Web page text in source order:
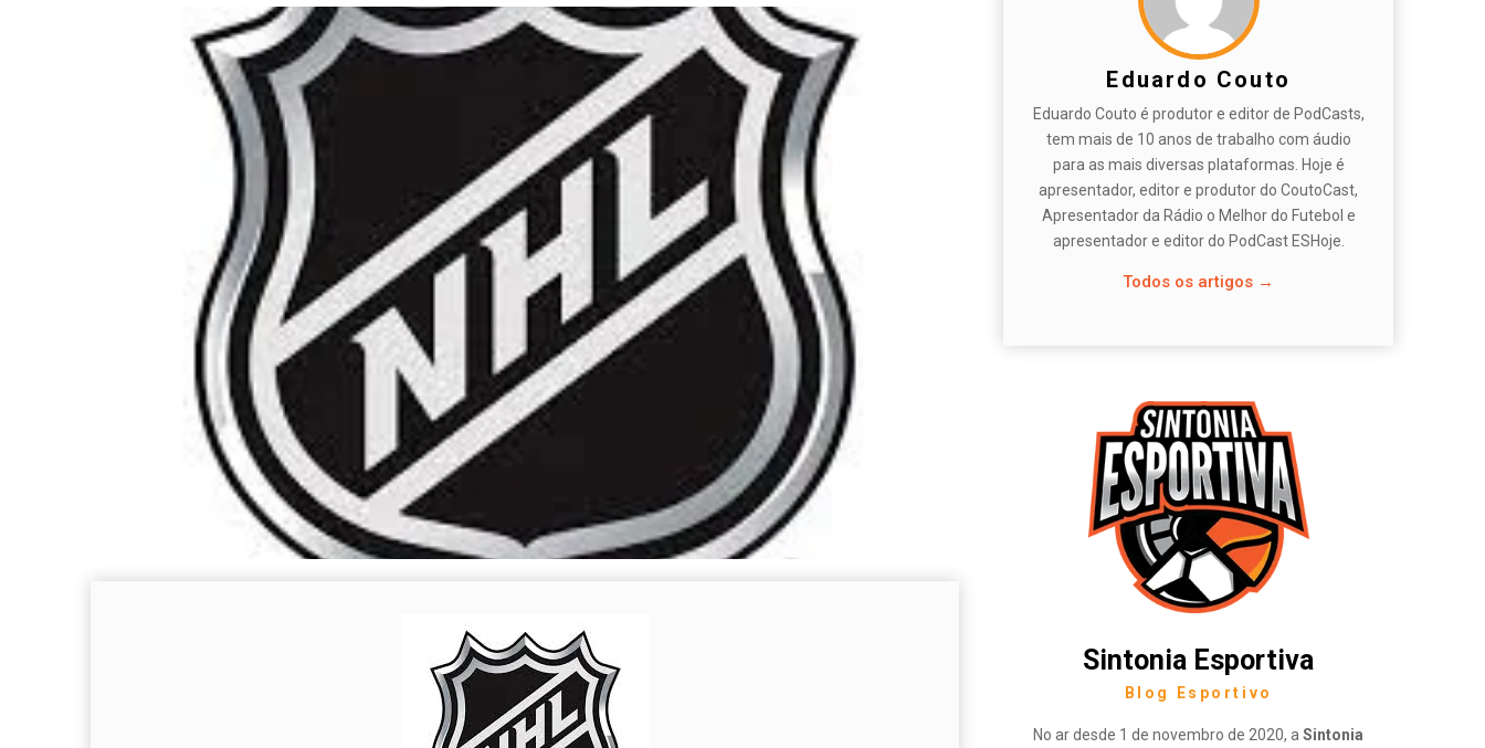
Eduardo Couto
Eduardo Couto é produtor e editor de PodCasts,
tem mais de 10 anos de trabalho com áudio
para as mais diversas plataformas. Hoje é
apresentador, editor e produtor do CoutoCast,
Apresentador da Rádio o Melhor do Futebol e
apresentador e editor do PodCast ESHoje.
Todos os artigos →
Sintonia Esportiva
Blog Esportivo
No ar desde 1 de novembro de 2020, aSintonia